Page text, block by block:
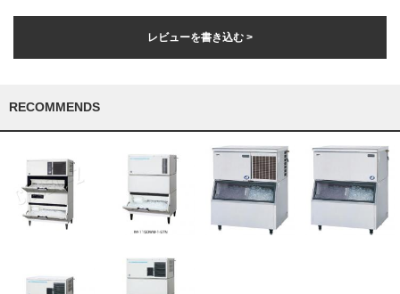
レビューを書き込む >
RECOMMENDS